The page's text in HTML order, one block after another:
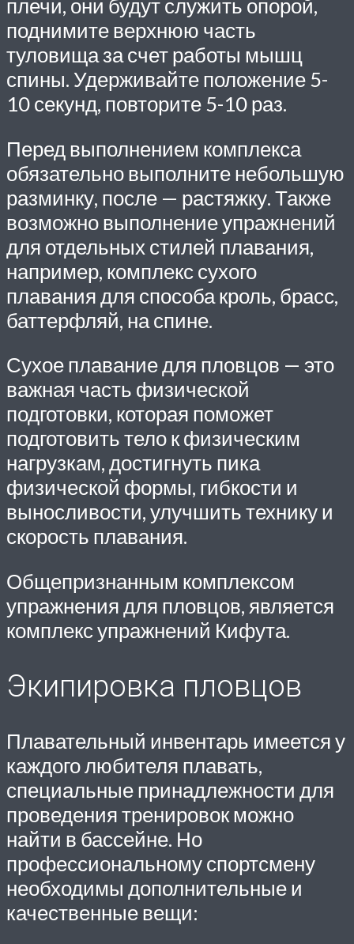
плечи, они будут служить опорой,
поднимите верхнюю часть
туловища за счет работы мышц
спины. Удерживайте положение 5-
10 секунд, повторите 5-10 раз.
Перед выполнением комплекса
обязательно выполните небольшую
разминку, после — растяжку. Также
возможно выполнение упражнений
для отдельных стилей плавания,
например, комплекс сухого
плавания для способа кроль, брасс,
баттерфляй, на спине.
Сухое плавание для пловцов — это
важная часть физической
подготовки, которая поможет
подготовить тело к физическим
нагрузкам, достигнуть пика
физической формы, гибкости и
выносливости, улучшить технику и
скорость плавания.
Общепризнанным комплексом
упражнения для пловцов, является
комплекс упражнений Кифута.
Экипировка пловцов
Плавательный инвентарь имеется у
каждого любителя плавать,
специальные принадлежности для
проведения тренировок можно
найти в бассейне. Но
профессиональному спортсмену
необходимы дополнительные и
качественные вещи: